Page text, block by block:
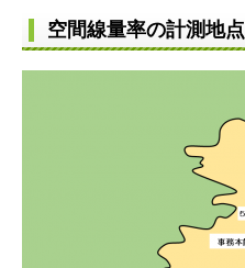
空間線量率の計測地点